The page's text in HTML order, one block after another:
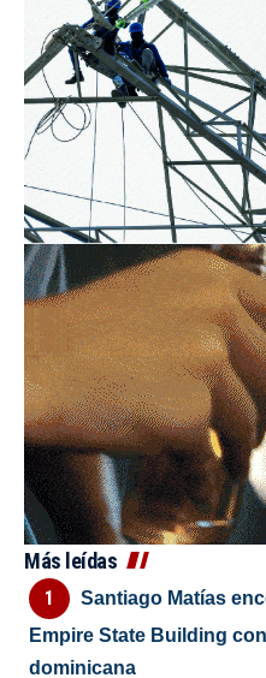
Más leídas
Santiago Matías
Empire State Building
dominicana